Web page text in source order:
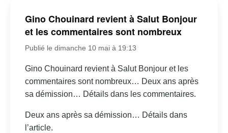
Gino Chouinard revient à Salut Bonjour
et les commentaires sont nombreux
Publié le dimanche 10 mai à 19:13
Gino Chouinard revient à Salut Bonjour et les
commentaires sont nombreux… Deux ans après
sa démission… Détails dans les commentaires.
Deux ans après sa démission… Détails dans
l’article.